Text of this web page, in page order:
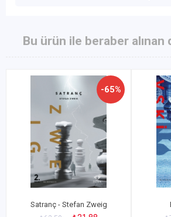
Bu ürün ile beraber
-65%
Satranç - Stefan Zweig